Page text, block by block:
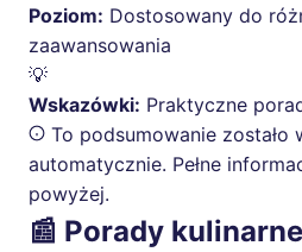
Poziom: Dostosowany do
zaawansowania
💡
Wskazówki: Praktyczne
To podsumowanie zostało
automatycznie. Pełne
powyżej.
📰 Porady